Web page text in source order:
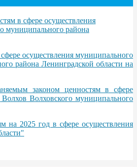
в сфере осуществления
муниципального района
осуществления муниципального
района Ленинградской области на
законом ценностям в сфере
Волховского муниципального
на 2025 год в сфере осуществления